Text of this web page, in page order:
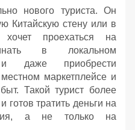
нового туриста. Он
Китайскую стену или в
проехаться на
в локальном
и даже приобрести
маркетплейсе и
Такой турист более
готов тратить деньги на
а не только на